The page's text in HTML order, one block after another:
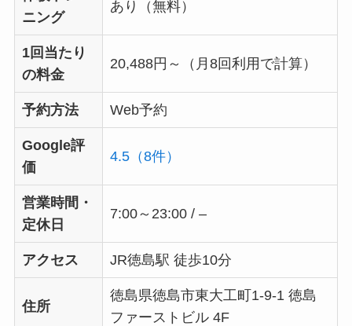
ニング
あり（無料）
1回当たり
の料金
20,488円～（月8回利用で計算）
予約方法 Web予約
Google評
価
4.5（8件）
営業時間・
定休日
7:00～23:00 / –
アクセス JR徳島駅 徒歩10分
住所
徳島県徳島市東大工町1-9-1 徳島
ファーストビル 4F